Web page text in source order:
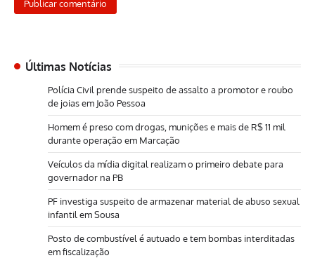
Últimas Notícias
Polícia Civil prende suspeito de assalto a promotor e roubo
de joias em João Pessoa
Homem é preso com drogas, munições e mais de R$ 11 mil
durante operação em Marcação
Veículos da mídia digital realizam o primeiro debate para
governador na PB
PF investiga suspeito de armazenar material de abuso sexual
infantil em Sousa
Posto de combustível é autuado e tem bombas interditadas
em fiscalização